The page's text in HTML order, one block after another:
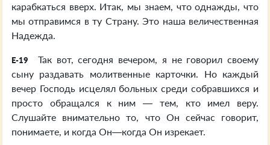
карабкаться вверх. Итак, мы знаем, что однажды, что
мы отправимся в ту Страну. Это наша величественная
Надежда.
E-19
Так вот, сегодня вечером, я не говорил своему
сыну раздавать молитвенные карточки. Но каждый
вечер Господь исцелял больных среди собравшихся и
просто обращался к ним — тем, кто имел веру.
Слушайте внимательно то, что Он сейчас говорит,
понимаете, и когда Он—когда Он изрекает.